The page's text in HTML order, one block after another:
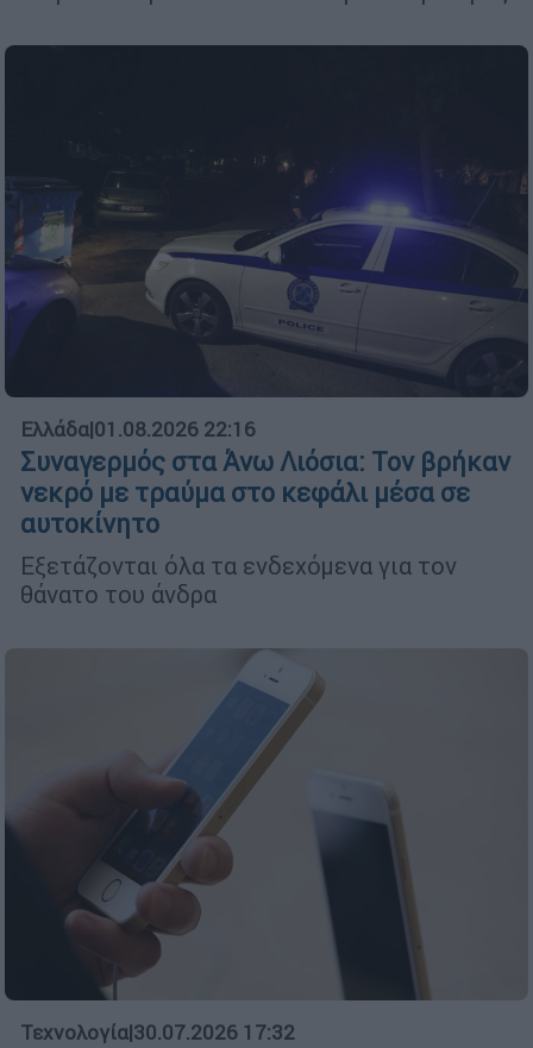
Ελλάδα|01.08.2026 22:16
Συναγερμός στα Άνω Λιόσια: Τον βρήκαν
νεκρό με τραύμα στο κεφάλι μέσα σε
αυτοκίνητο
Εξετάζονται όλα τα ενδεχόμενα για τον
θάνατο του άνδρα
Τεχνολογία|30.07.2026 17:32